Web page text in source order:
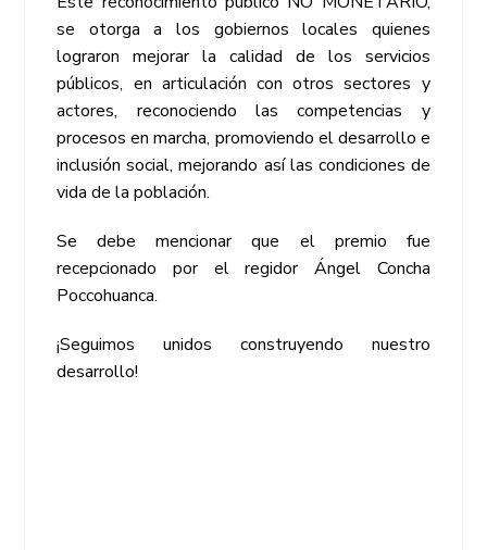
se otorga a los gobiernos locales quienes
lograron mejorar la calidad de los servicios
públicos, en articulación con otros sectores y
actores, reconociendo las competencias y
procesos en marcha, promoviendo el desarrollo e
inclusión social, mejorando así las condiciones de
vida de la población.
Se debe mencionar que el premio fue
recepcionado por el regidor Ángel Concha
Poccohuanca.
¡Seguimos unidos construyendo nuestro
desarrollo!